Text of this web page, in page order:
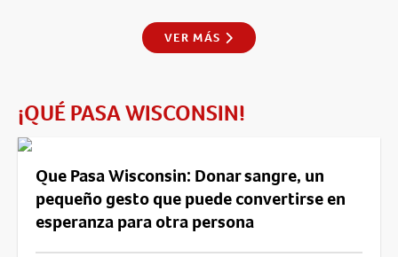
VER MÁS
¡QUÉ PASA WISCONSIN!
Que Pasa Wisconsin: Donar sangre, un
pequeño gesto que puede convertirse en
esperanza para otra persona